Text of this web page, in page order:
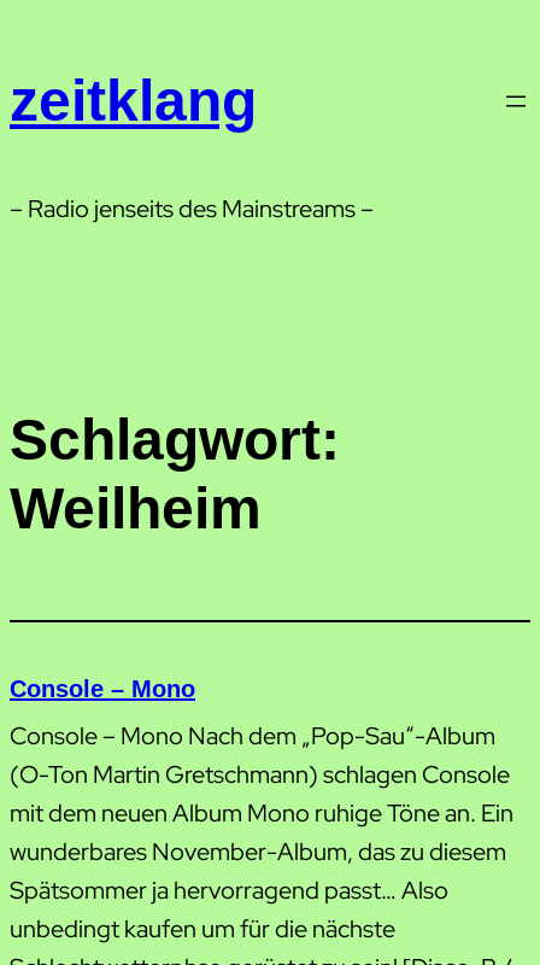
springen
zeitklang
– Radio jenseits des Mainstreams –
Schlagwort:
Weilheim
Console – Mono
Console – Mono Nach dem „Pop-Sau“-Album
(O-Ton Martin Gretschmann) schlagen Console
mit dem neuen Album Mono ruhige Töne an. Ein
wunderbares November-Album, das zu diesem
Spätsommer ja hervorragend passt… Also
unbedingt kaufen um für die nächste